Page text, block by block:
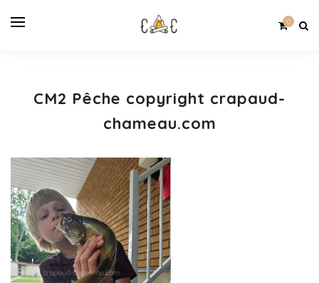
0
CM2 Pêche copyright crapaud-
chameau.com